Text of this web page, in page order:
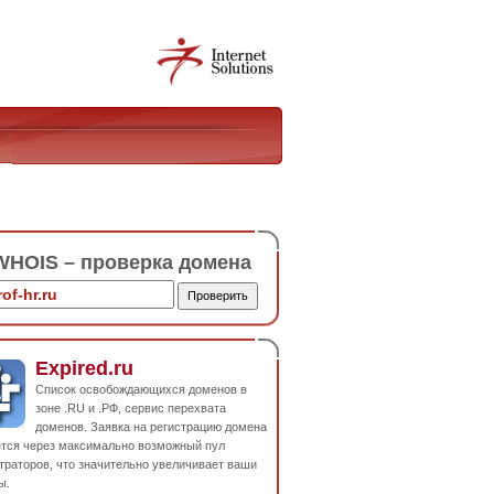
– проверка домена
Expired.ru
Список освобождающихся доменов в
зоне .RU и .РФ, сервис перехвата
доменов. Заявка на регистрацию домена
через максимально возможный пул
что значительно увеличивает ваши